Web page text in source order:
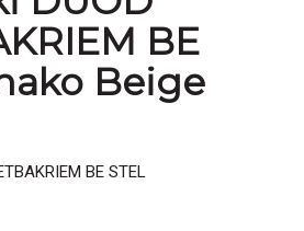
BE
Beige
BE STEL